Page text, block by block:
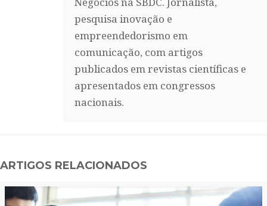
pesquisa inovação e
empreendedorismo em
comunicação, com artigos
publicados em revistas científicas e
apresentados em congressos
nacionais.
ARTIGOS RELACIONADOS